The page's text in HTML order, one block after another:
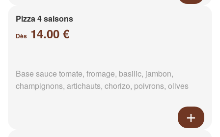
Pizza 4 saisons
Dès 14.00 €
Base sauce tomate, fromage, basilic, jambon,
champignons, artichauts, chorizo, poivrons, olives